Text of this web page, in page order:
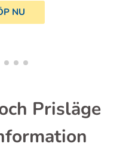
Prisläge